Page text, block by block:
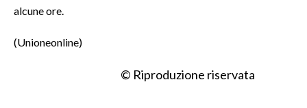
alcune ore.
(Unioneonline)
© Riproduzione riservata